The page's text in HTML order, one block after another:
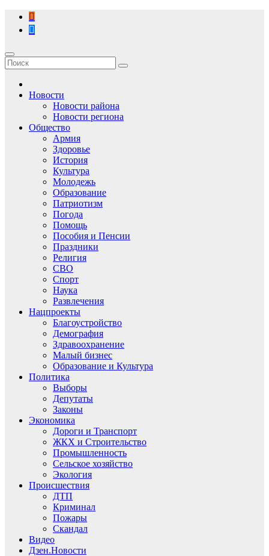
Перейти
содержимому
Новости
Новости района
Новости региона
Общество
Армия
Здоровье
История
Культура
Молодежь
Образование
Патриотизм
Погода
Помощь
Пособия и Пенсии
Праздники
Религия
СВО
Спорт
Наука
Развлечения
Нацпроекты
Благоустройство
Демография
Здравоохранение
Малый бизнес
Образование и Культура
Политика
Выборы
Депутаты
Законы
Экономика
Дороги и Транспорт
ЖКХ и Строительство
Промышленность
Сельское хозяйство
Экология
Происшествия
ДТП
Криминал
Пожары
Скандал
Видео
Дзен.Новости